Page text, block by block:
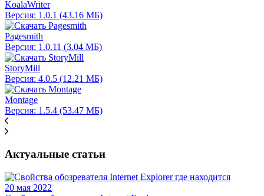
KoalaWriter
Версия: 1.0.1 (43.16 МБ)
Pagesmith
Версия: 1.0.11 (3.04 МБ)
StoryMill
Версия: 4.0.5 (12.21 МБ)
Montage
Версия: 1.5.4 (53.47 МБ)
Актуальные статьи
20 мая 2022